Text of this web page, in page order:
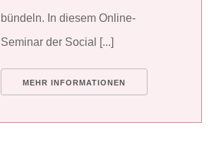
bündeln. In diesem Online-
Seminar der Social [...]
MEHR INFORMATIONEN